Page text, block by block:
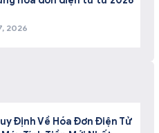
2026
Định Về Hóa Đơn Điện Tử